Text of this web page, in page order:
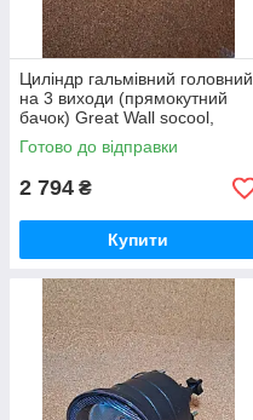
Циліндр гальмівний головний
на 3 виходи (прямокутний
бачок) Great Wall socool,
Грейт Вол сокул
Готово до відправки
2 794 ₴
Купити